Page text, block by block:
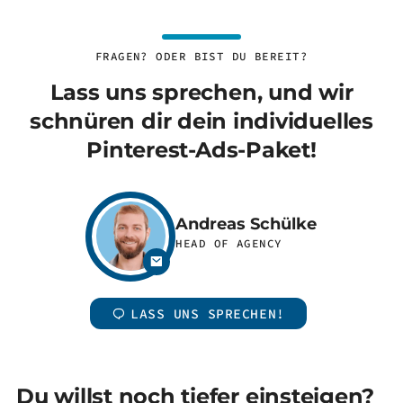
FRAGEN? ODER BIST DU BEREIT?
Lass uns sprechen, und wir
schnüren dir dein individuelles
Pinterest-Ads-Paket!
Andreas Schülke
HEAD OF AGENCY
LASS UNS SPRECHEN!
Du willst noch tiefer einsteigen?